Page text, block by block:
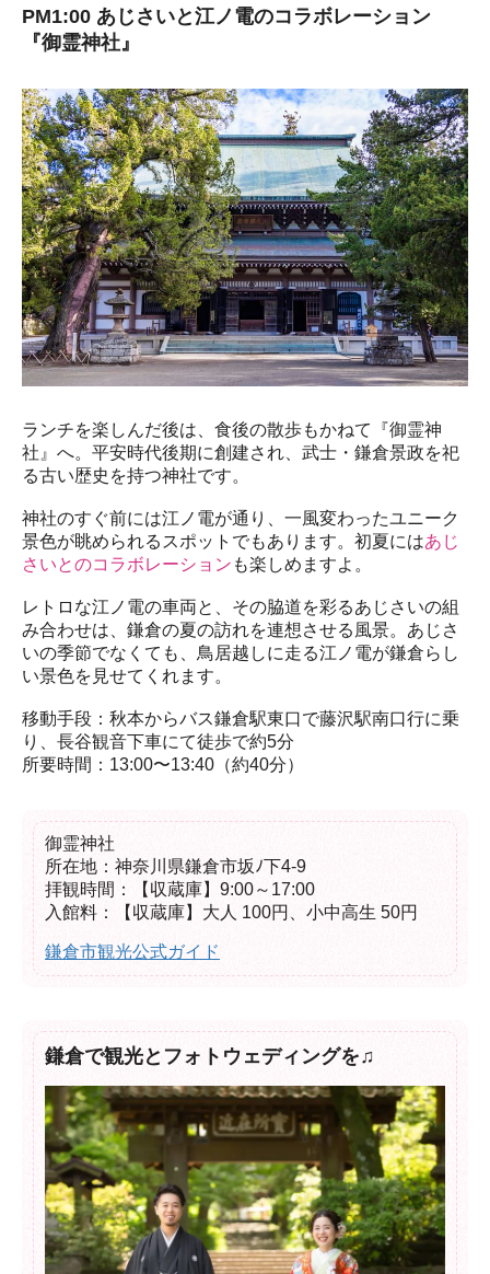
PM1:00 あじさいと江ノ電のコラボレーション
『御霊神社』
ランチを楽しんだ後は、食後の散歩もかねて『御霊神
社』へ。平安時代後期に創建され、武士・鎌倉景政を祀
る古い歴史を持つ神社です。
神社のすぐ前には江ノ電が通り、一風変わったユニーク
景色が眺められるスポットでもあります。初夏にはあじ
さいとのコラボレーション も楽しめますよ。
レトロな江ノ電の車両と、その脇道を彩るあじさいの組
み合わせは、鎌倉の夏の訪れを連想させる風景。あじさ
いの季節でなくても、鳥居越しに走る江ノ電が鎌倉らし
い景色を見せてくれます。
移動手段：秋本からバス鎌倉駅東口で藤沢駅南口行に乗
り、長谷観音下車にて徒歩で約5分
所要時間：13:00〜13:40（約40分）
御霊神社
所在地：神奈川県鎌倉市坂ﾉ下4-9
拝観時間：【収蔵庫】9:00～17:00
入館料：【収蔵庫】大人 100円、小中高生 50円
鎌倉市観光公式ガイド
鎌倉で観光とフォトウェディングを♫